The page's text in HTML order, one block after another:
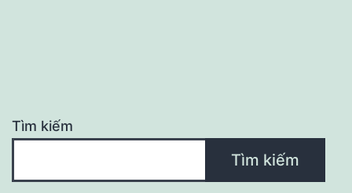
Tìm kiếm
Tìm kiếm